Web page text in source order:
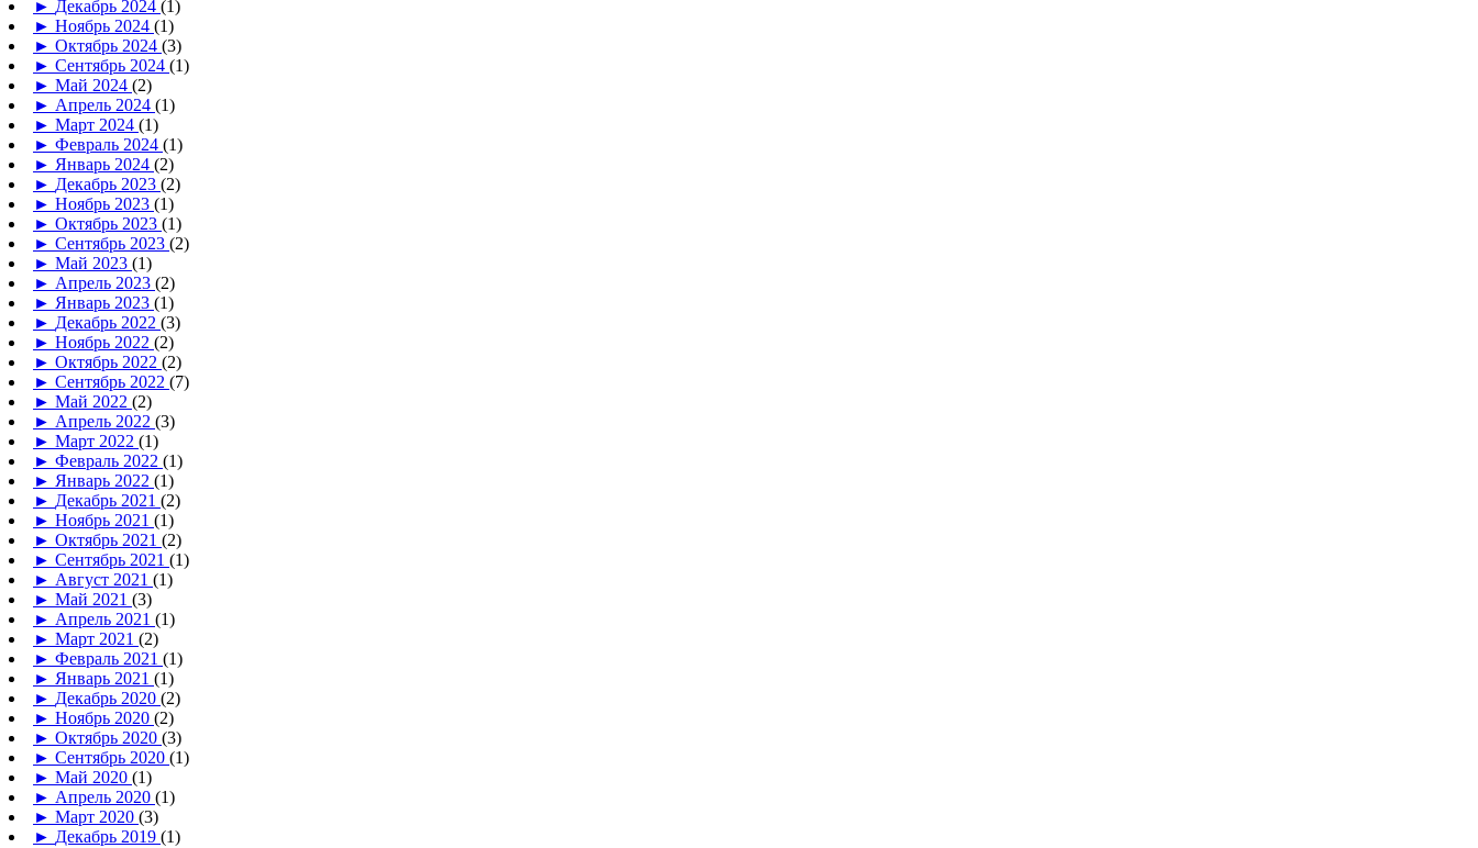
► Декабрь 2024 (1)
► Ноябрь 2024 (1)
► Октябрь 2024 (3)
► Сентябрь 2024 (1)
► Май 2024 (2)
► Апрель 2024 (1)
► Март 2024 (1)
► Февраль 2024 (1)
► Январь 2024 (2)
► Декабрь 2023 (2)
► Ноябрь 2023 (1)
► Октябрь 2023 (1)
► Сентябрь 2023 (2)
► Май 2023 (1)
► Апрель 2023 (2)
► Январь 2023 (1)
► Декабрь 2022 (3)
► Ноябрь 2022 (2)
► Октябрь 2022 (2)
► Сентябрь 2022 (7)
► Май 2022 (2)
► Апрель 2022 (3)
► Март 2022 (1)
► Февраль 2022 (1)
► Январь 2022 (1)
► Декабрь 2021 (2)
► Ноябрь 2021 (1)
► Октябрь 2021 (2)
► Сентябрь 2021 (1)
► Август 2021 (1)
► Май 2021 (3)
► Апрель 2021 (1)
► Март 2021 (2)
► Февраль 2021 (1)
► Январь 2021 (1)
► Декабрь 2020 (2)
► Ноябрь 2020 (2)
► Октябрь 2020 (3)
► Сентябрь 2020 (1)
► Май 2020 (1)
► Апрель 2020 (1)
► Март 2020 (3)
► Декабрь 2019 (1)